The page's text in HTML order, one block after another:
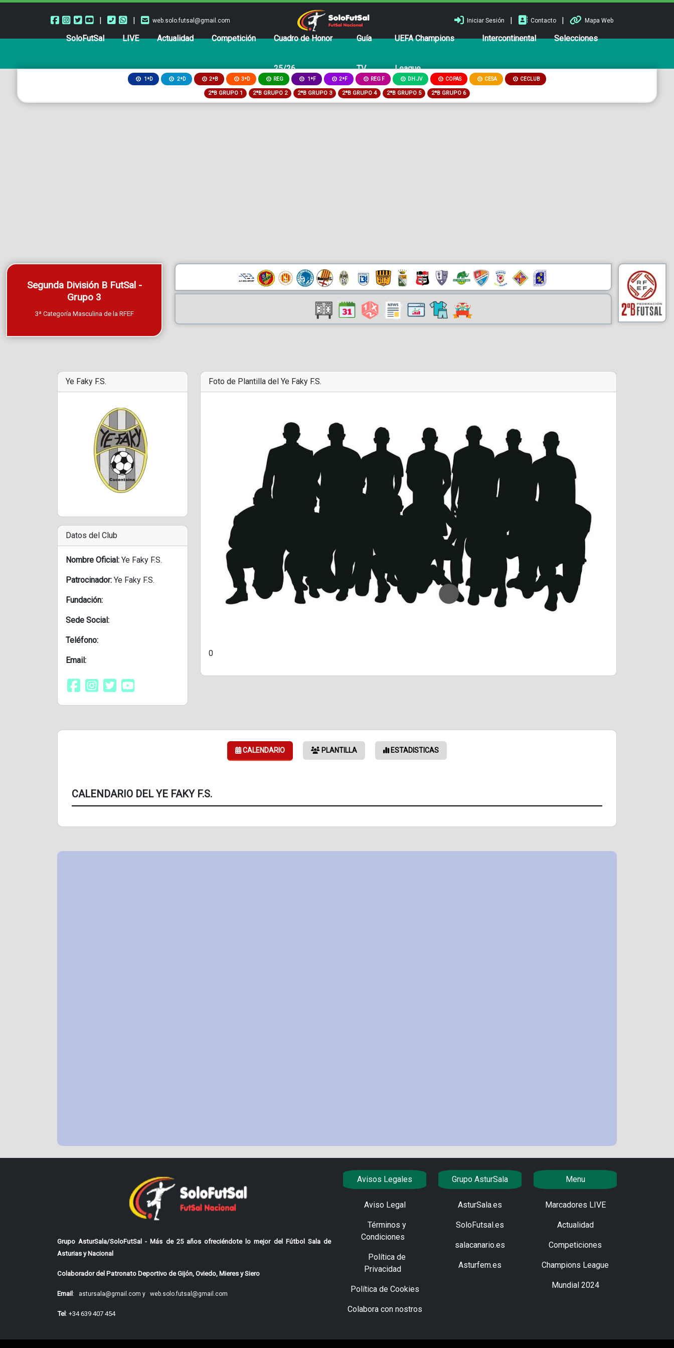
| | web.solo.futsal@gmail.com Iniciar Sesión | Contacto | Mapa Web
SoloFutSal LIVE Actualidad Competición Cuadro de Honor
25/26
Guía
TV
UEFA Champions
League
Intercontinental Selecciones
1ªD 2ªD 2ªB 3ªD REG 1ªF 2ªF REG F DH JV COPAS CESA CECLUB
2ªB GRUPO 1 2ªB GRUPO 2 2ªB GRUPO 3 2ªB GRUPO 4 2ªB GRUPO 5 2ªB GRUPO 6
Segunda División B FutSal -
Grupo 3
3ª Categoría Masculina de la RFEF
Ye Faky F.S.
Datos del Club
Nombre Oficial: Ye Faky F.S.
Patrocinador: Ye Faky F.S.
Fundación:
Sede Social:
Teléfono:
Email:
Foto de Plantilla del Ye Faky F.S.
0
CALENDARIO PLANTILLA ESTADISTICAS
CALENDARIO DEL YE FAKY F.S.
Grupo AsturSala/SoloFutSal - Más de 25 años ofreciéndote lo mejor del Fútbol Sala de
Asturias y Nacional
Colaborador del Patronato Deportivo de Gijón, Oviedo, Mieres y Siero
Email : astursala@gmail.com y web.solo.futsal@gmail.com
Tel : +34 639 407 454
Avisos Legales
Aviso Legal
Términos y
Condiciones
Política de
Privacidad
Política de Cookies
Colabora con nostros
Grupo AsturSala
AsturSala.es
SoloFutsal.es
salacanario.es
Asturfem.es
Menu
Marcadores LIVE
Actualidad
Competiciones
Champions League
Mundial 2024